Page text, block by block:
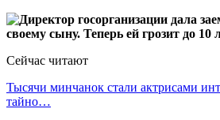
Сейчас читают
Тысячи минчанок стали актрисами
тайно…